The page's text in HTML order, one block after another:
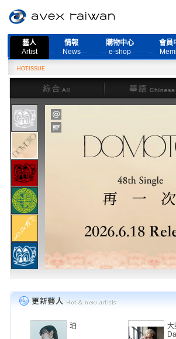
藝人
Artist
情報
News
購物中心
e-shop
會員
HOTISSUE
綜合 華語
珀
大